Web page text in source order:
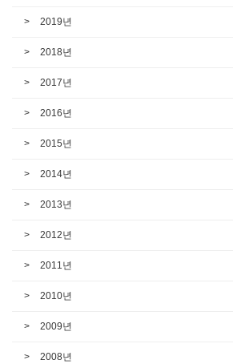
2019년
2018년
2017년
2016년
2015년
2014년
2013년
2012년
2011년
2010년
2009년
2008년